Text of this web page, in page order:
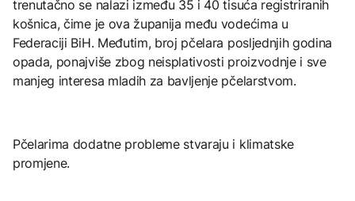
trenutačno se nalazi između 35 i 40 tisuća registriranih
košnica, čime je ova županija među vodećima u
Federaciji BiH. Međutim, broj pčelara posljednjih godina
opada, ponajviše zbog neisplativosti proizvodnje i sve
manjeg interesa mladih za bavljenje pčelarstvom.
Pčelarima dodatne probleme stvaraju i klimatske
promjene.